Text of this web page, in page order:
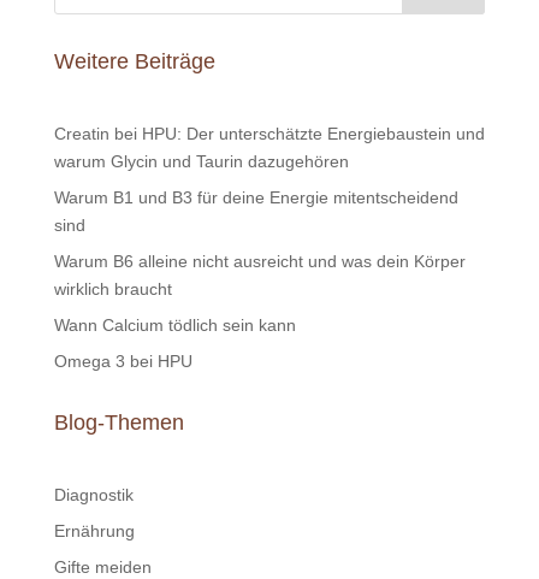
Weitere Beiträge
Creatin bei HPU: Der unterschätzte Energiebaustein und
warum Glycin und Taurin dazugehören
Warum B1 und B3 für deine Energie mitentscheidend
sind
Warum B6 alleine nicht ausreicht und was dein Körper
wirklich braucht
Wann Calcium tödlich sein kann
Omega 3 bei HPU
Blog-Themen
Diagnostik
Ernährung
Gifte meiden